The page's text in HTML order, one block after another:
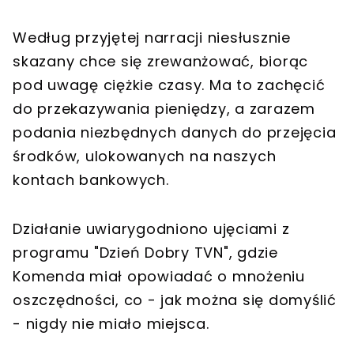
Według przyjętej narracji niesłusznie
skazany chce się zrewanżować, biorąc
pod uwagę ciężkie czasy. Ma to zachęcić
do przekazywania pieniędzy, a zarazem
podania niezbędnych danych do przejęcia
środków, ulokowanych na naszych
kontach bankowych.
Działanie uwiarygodniono ujęciami z
programu "Dzień Dobry TVN", gdzie
Komenda miał opowiadać o mnożeniu
oszczędności, co - jak można się domyślić
- nigdy nie miało miejsca.